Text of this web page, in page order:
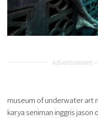
Advertisement -
museum of underwater art
karya seniman inggris